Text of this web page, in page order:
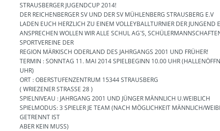
STRAUSBERGER JUGENDCUP 2014!
DER REICHENBERGER SV UND DER SV MÜHLENBERG STRAUSBERG E.V
LADEN EUCH HERZLICH ZU EINEM VOLLEYBALLTURNIER DER JUNGEND
ANSPRECHEN WOLLEN WIR ALLE SCHUL AG´S,
SPORTVEREINE DER
REGION MÄRKISCH ODERLAND DES JAHRGANGS 2001 UND FRÜHER!
TERMIN : SONNTAG 11. MAI 2014 SPIELBEGINN 10.00 UHR
UHR)
ORT : OBERSTUFENZENTRUM 15344 STRAUSBERG
( WRIEZENER STRASSE 28 )
SPIELNIVEAU : JAHRGANG 2001 UND JÜNGER MÄNNLICH U.WEIBLICH
SPIELMODUS: 3 SPIELER JE TEAM (NACH MÖGLICHKEIT MÄNNLICH/
GETRENNT IST
ABER KEIN MUSS)